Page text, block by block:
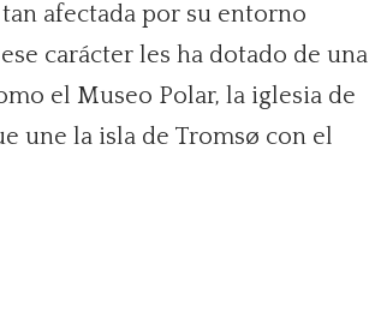
afectada por su entorno
carácter les ha dotado de una
el Museo Polar, la iglesia de
une la isla de Tromsø con el